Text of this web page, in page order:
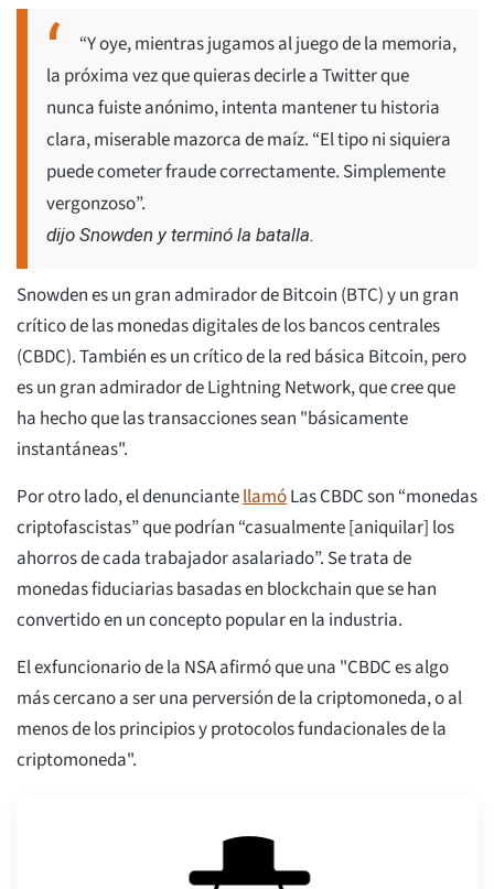
“Y oye, mientras jugamos al juego de la memoria,
la próxima vez que quieras decirle a Twitter que
nunca fuiste anónimo, intenta mantener tu historia
clara, miserable mazorca de maíz. “El tipo ni siquiera
puede cometer fraude correctamente. Simplemente
vergonzoso”.
dijo Snowden y terminó la batalla.
Snowden es un gran admirador de Bitcoin (BTC) y un gran
crítico de las monedas digitales de los bancos centrales
(CBDC). También es un crítico de la red básica Bitcoin, pero
es un gran admirador de Lightning Network, que cree que
ha hecho que las transacciones sean "básicamente
instantáneas".
Por otro lado, el denunciantellamóLas CBDC son “monedas
criptofascistas” que podrían “casualmente [aniquilar] los
ahorros de cada trabajador asalariado”. Se trata de
monedas fiduciarias basadas en blockchain que se han
convertido en un concepto popular en la industria.
El exfuncionario de la NSA afirmó que una "CBDC es algo
más cercano a ser una perversión de la criptomoneda, o al
menos de los principios y protocolos fundacionales de la
criptomoneda".